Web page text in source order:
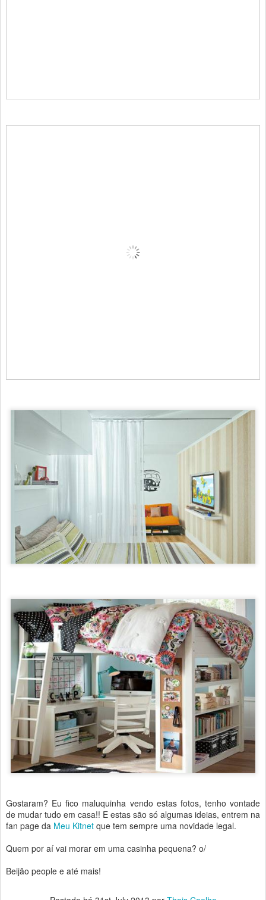
Gostaram? Eu fico maluquinha vendo estas fotos, tenho vontade
de mudar tudo em casa!! E estas são só algumas ideias, entrem na
fan page da Meu Kitnet que tem sempre uma novidade legal.
Quem por aí vai morar em uma casinha pequena? o/
Beijão people e até mais!